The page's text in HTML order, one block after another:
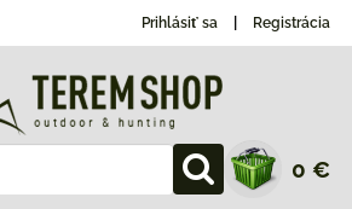
Prihlásiť sa Registrácia
0 €